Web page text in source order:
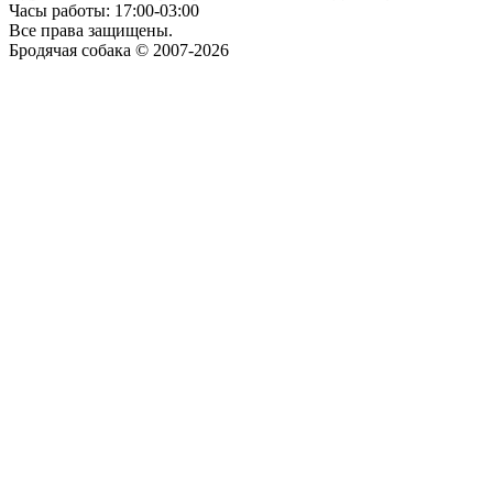
Часы работы: 17:00-03:00
Все права защищены.
Бродячая собака © 2007-2026